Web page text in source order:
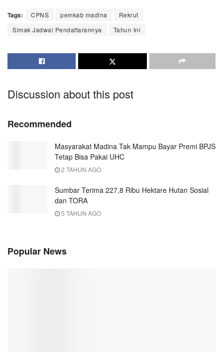
Tags: CPNS pemkab madina
Rekrut
Simak Jadwal Pendaftarannya
Tahun Ini
Discussion about this post
Recommended
Masyarakat Madina Tak Mampu Bayar Premi BPJS
Tetap Bisa Pakai UHC
2 TAHUN AGO
Sumbar Terima 227,8 Ribu Hektare Hutan Sosial
dan TORA
5 TAHUN AGO
Popular News